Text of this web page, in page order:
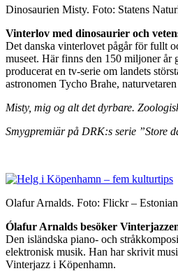
Dinosaurien Misty. Foto: Statens
Vinterlov med dinosaurier och
Det danska vinterlovet pågår för fullt
museet. Här finns den 150 miljoner år
producerat en tv-serie om landets
astronomen Tycho Brahe,
Misty, mig og alt det dyrbare.
Smygpremiär på DRK:s serie ”Store
Olafur Arnalds. Foto: Flickr –
Ólafur Arnalds besöker
Den isländska piano- och
elektronisk musik. Han har skrivit
Vinterjazz i Köpenhamn.